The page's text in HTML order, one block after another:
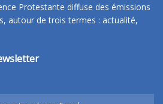
Protestante diffuse des émissions
autour de trois termes : actualité,